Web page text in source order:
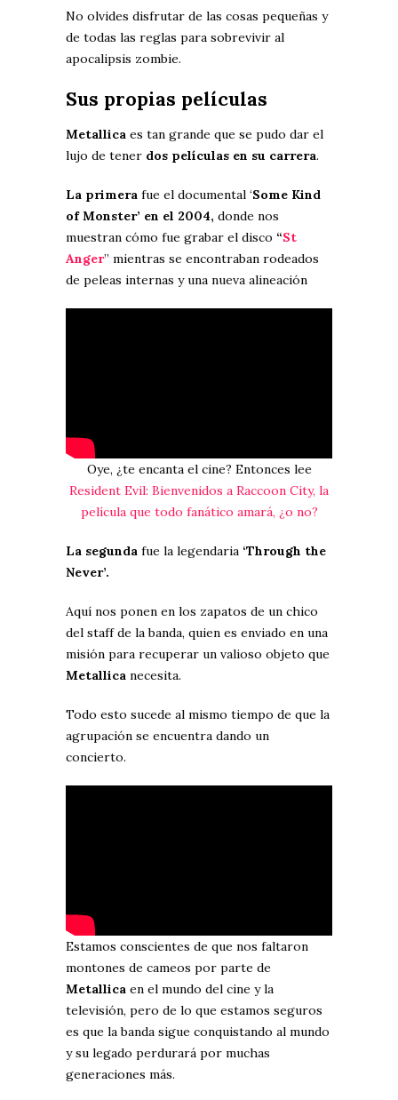
No olvides disfrutar de las cosas pequeñas y
de todas las reglas para sobrevivir al
apocalipsis zombie.
Sus propias películas
Metallica es tan grande que se pudo dar el
lujo de tener dos películas en su carrera.
La primera fue el documental ‘Some Kind
of Monster’ en el 2004, donde nos
muestran cómo fue grabar el disco “St
Anger” mientras se encontraban rodeados
de peleas internas y una nueva alineación
Oye, ¿te encanta el cine? Entonces lee
Resident Evil: Bienvenidos a Raccoon City, la
película que todo fanático amará, ¿o no?
La segunda fue la legendaria ‘Through the
Never’.
Aquí nos ponen en los zapatos de un chico
del staff de la banda, quien es enviado en una
misión para recuperar un valioso objeto que
Metallica necesita.
Todo esto sucede al mismo tiempo de que la
agrupación se encuentra dando un
concierto.
Estamos conscientes de que nos faltaron
montones de cameos por parte de
Metallica en el mundo del cine y la
televisión, pero de lo que estamos seguros
es que la banda sigue conquistando al mundo
y su legado perdurará por muchas
generaciones más.